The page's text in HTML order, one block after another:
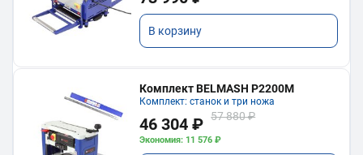
В корзину
Комплект BELMASH P2200M
Комплект: станок и три ножа
46 304 ₽ 57 880 ₽
Экономия: 11 576 ₽